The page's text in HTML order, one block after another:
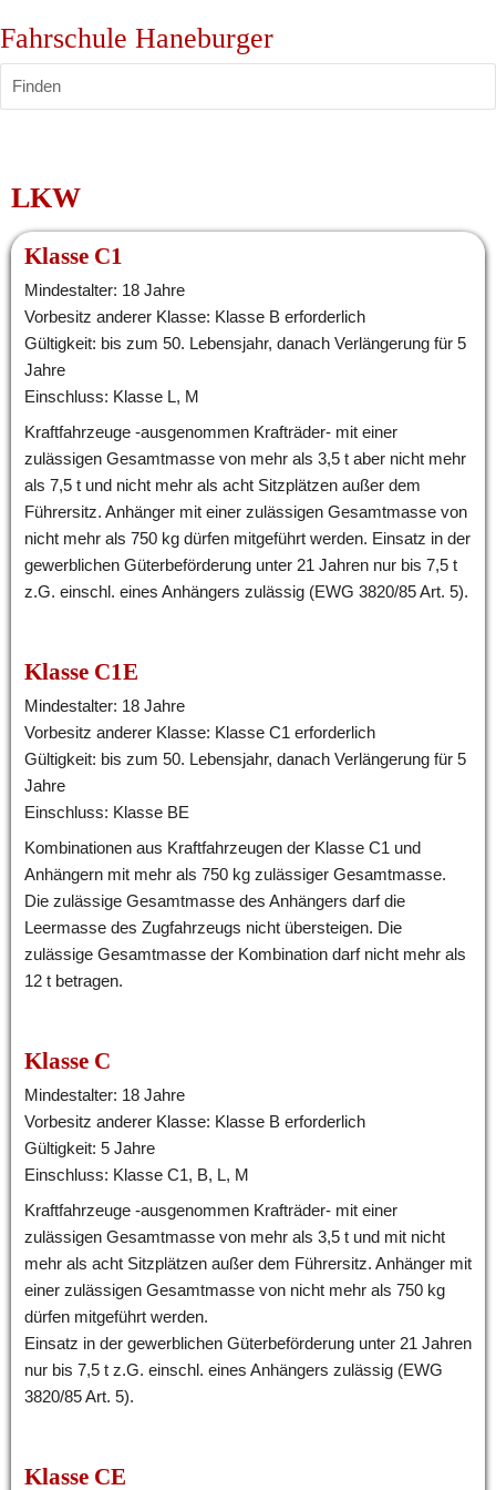
Fahrschule Haneburger
Finden
LKW
Klasse C1
Mindestalter: 18 Jahre
Vorbesitz anderer Klasse: Klasse B erforderlich
Gültigkeit: bis zum 50. Lebensjahr, danach Verlängerung für 5
Jahre
Einschluss: Klasse L, M
Kraftfahrzeuge -ausgenommen Krafträder- mit einer
zulässigen Gesamtmasse von mehr als 3,5 t aber nicht mehr
als 7,5 t und nicht mehr als acht Sitzplätzen außer dem
Führersitz. Anhänger mit einer zulässigen Gesamtmasse von
nicht mehr als 750 kg dürfen mitgeführt werden. Einsatz in der
gewerblichen Güterbeförderung unter 21 Jahren nur bis 7,5 t
z.G. einschl. eines Anhängers zulässig (EWG 3820/85 Art. 5).
Klasse C1E
Mindestalter: 18 Jahre
Vorbesitz anderer Klasse: Klasse C1 erforderlich
Gültigkeit: bis zum 50. Lebensjahr, danach Verlängerung für 5
Jahre
Einschluss: Klasse BE
Kombinationen aus Kraftfahrzeugen der Klasse C1 und
Anhängern mit mehr als 750 kg zulässiger Gesamtmasse.
Die zulässige Gesamtmasse des Anhängers darf die
Leermasse des Zugfahrzeugs nicht übersteigen. Die
zulässige Gesamtmasse der Kombination darf nicht mehr als
12 t betragen.
Klasse C
Mindestalter: 18 Jahre
Vorbesitz anderer Klasse: Klasse B erforderlich
Gültigkeit: 5 Jahre
Einschluss: Klasse C1, B, L, M
Kraftfahrzeuge -ausgenommen Krafträder- mit einer
zulässigen Gesamtmasse von mehr als 3,5 t und mit nicht
mehr als acht Sitzplätzen außer dem Führersitz. Anhänger mit
einer zulässigen Gesamtmasse von nicht mehr als 750 kg
dürfen mitgeführt werden.
Einsatz in der gewerblichen Güterbeförderung unter 21 Jahren
nur bis 7,5 t z.G. einschl. eines Anhängers zulässig (EWG
3820/85 Art. 5).
Klasse CE